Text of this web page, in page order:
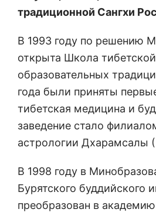
традиционной Сангхи
В 1993 году по решению
открыта Школа
образовательных
года были приняты
тибетская медицина и
заведение стало
астрологии Дхарамсалы
В 1998 году в
Бурятского буддийского
преобразован в